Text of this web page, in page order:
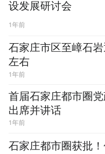
设发展研讨会
1年前
石家庄市区至嶂石
左右
1年前
首届石家庄都市圈
出席并讲话
1年前
石家庄都市圈获批